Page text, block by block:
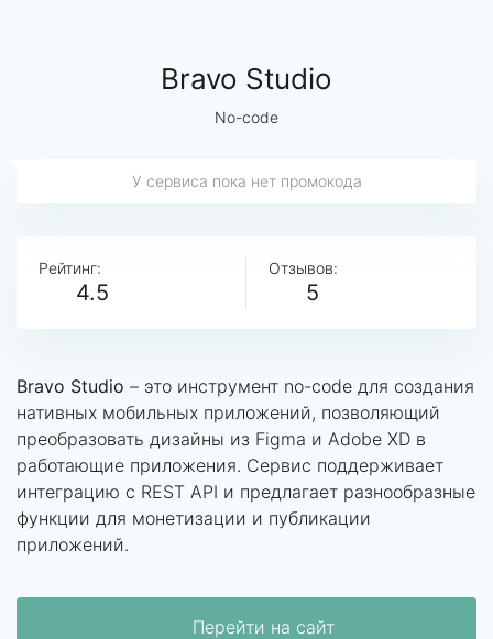
Bravo Studio
No-code
У сервиса пока нет промокода
Рейтинг:
4.5
Отзывов:
5
Bravo Studio – это инструмент no-code для создания
нативных мобильных приложений, позволяющий
преобразовать дизайны из Figma и Adobe XD в
работающие приложения. Сервис поддерживает
интеграцию с REST API и предлагает разнообразные
функции для монетизации и публикации
приложений.
Перейти на сайт